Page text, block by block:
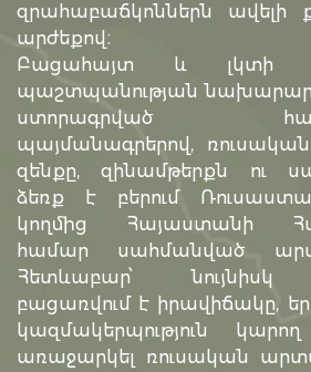
զրահաբաճկոններն ավելի
արժեքով։
Բացահայտ և լկտի
պաշտպանության
ստորագրված
պայմանագրերով,
զենքը, զինամթերքն ու
ձեռք է բերում
կողմից Հայաստանի
համար սահմանված
Հետևաբար՝ նույնիսկ
բացառվում է իրավիճակը,
կազմակերպություն
առաջարկել ռուսական